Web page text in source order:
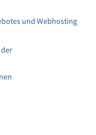
und Webhosting